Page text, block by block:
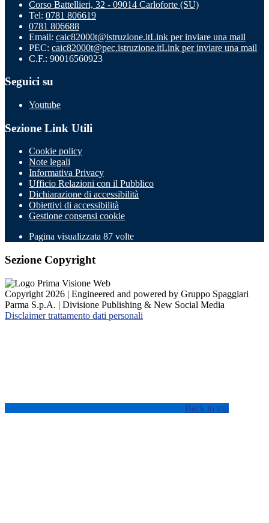
Corso Battellieri, 32 - 09014 Carloforte (SU)
Tel: 0781 806619
0781 806688
Email: caic82000t@istruzione.itLink per inviare una mail
PEC: caic82000t@pec.istruzione.itLink per inviare una mail
C.F.: 90016560923
Seguici su
Youtube
Sezione Link Utili
Cookie policy
Note legali
Informativa Privacy
Ufficio Relazioni con il Pubblico
Dichiarazione di accessibilità
Obiettivi di accessibilità
Gestione consensi cookie
Pagina visualizzata 87 volte
Sezione Copyright
Copyright 2026 | Engineered and powered by Gruppo Spaggiari
Parma S.p.A. | Divisione Publishing & New Social Media
Disclaimer trattamento dati personali
Back to top